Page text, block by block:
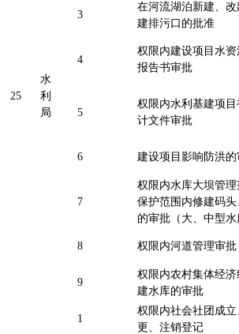
25
水
利
局
3
在河流湖泊新建、
建排污口的批准
4
权限内建设项目水资
报告书审批
5
权限内水利基建项
计文件审批
6 建设项目影响防洪
7
权限内水库大坝管理
保护范围内修建码
的审批（大、中型
8 权限内河道管理审
9
权限内农村集体经
建水库的审批
1
权限内社会社团成立
更、注销登记